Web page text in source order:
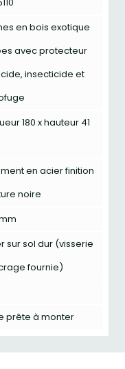
en bois exotique
avec protecteur
insecticide et
180 x hauteur 41
en acier finition
noire
sur sol dur (visserie
fournie)
prête à monter